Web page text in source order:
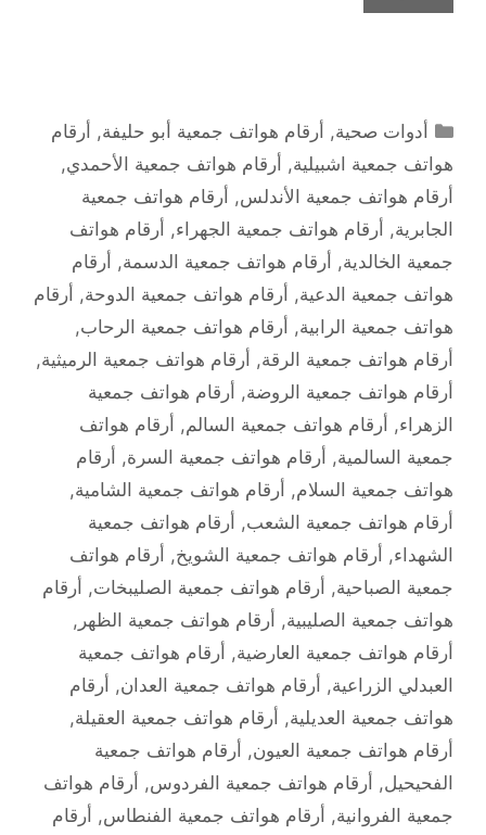
التصنيفات
أدوات صحية, أرقام هواتف جمعية أبو حليفة, أرقام
هواتف جمعية اشبيلية, أرقام هواتف جمعية الأحمدي,
أرقام هواتف جمعية الأندلس, أرقام هواتف جمعية
الجابرية, أرقام هواتف جمعية الجهراء, أرقام هواتف
جمعية الخالدية, أرقام هواتف جمعية الدسمة, أرقام
هواتف جمعية الدعية, أرقام هواتف جمعية الدوحة, أرقام
هواتف جمعية الرابية, أرقام هواتف جمعية الرحاب,
أرقام هواتف جمعية الرقة, أرقام هواتف جمعية الرميثية,
أرقام هواتف جمعية الروضة, أرقام هواتف جمعية
الزهراء, أرقام هواتف جمعية السالم, أرقام هواتف
جمعية السالمية, أرقام هواتف جمعية السرة, أرقام
هواتف جمعية السلام, أرقام هواتف جمعية الشامية,
أرقام هواتف جمعية الشعب, أرقام هواتف جمعية
الشهداء, أرقام هواتف جمعية الشويخ, أرقام هواتف
جمعية الصباحية, أرقام هواتف جمعية الصليبخات, أرقام
هواتف جمعية الصليبية, أرقام هواتف جمعية الظهر ,
أرقام هواتف جمعية العارضية, أرقام هواتف جمعية
العبدلي الزراعية, أرقام هواتف جمعية العدان, أرقام
هواتف جمعية العديلية, أرقام هواتف جمعية العقيلة,
أرقام هواتف جمعية العيون, أرقام هواتف جمعية
الفحيحيل, أرقام هواتف جمعية الفردوس, أرقام هواتف
جمعية الفروانية, أرقام هواتف جمعية الفنطاس, أرقام